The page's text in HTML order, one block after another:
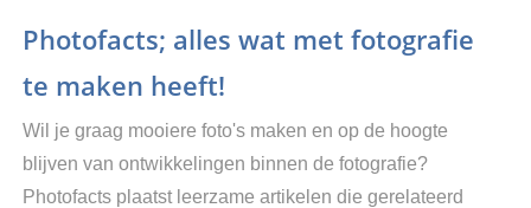
Photofacts; alles wat met fotografie
te maken heeft!
Wil je graag mooiere foto's maken en op de hoogte
blijven van ontwikkelingen binnen de fotografie?
Photofacts plaatst leerzame artikelen die gerelateerd